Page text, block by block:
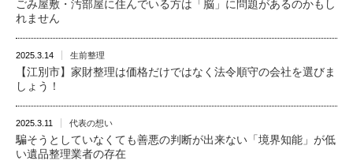
ごみ屋敷・汚部屋に住んでいる方は「脳」に問題があるのかもし
れません
2025.3.14 生前整理
【江別市】家財整理は価格だけではなく法令順守の会社を選びま
しょう！
2025.3.11 代表の想い
騙そうとしていなくても善悪の判断が出来ない「境界知能」が低
い遺品整理業者の存在